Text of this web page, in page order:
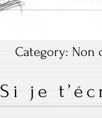
Category: Non
Si je